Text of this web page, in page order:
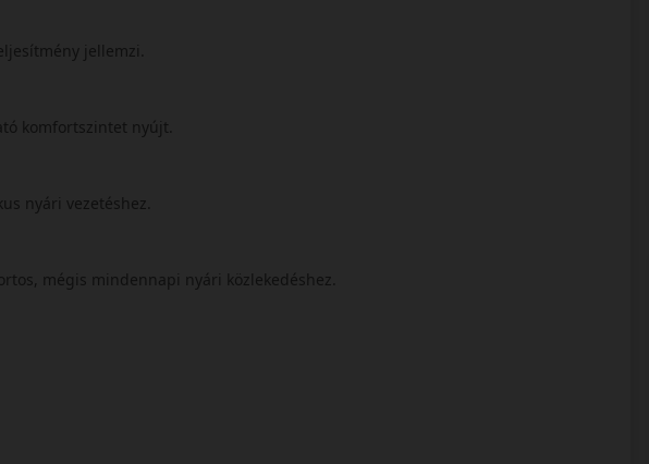
jellemzi.
komfortszintet nyújt.
nyári vezetéshez.
mégis mindennapi nyári közlekedéshez.